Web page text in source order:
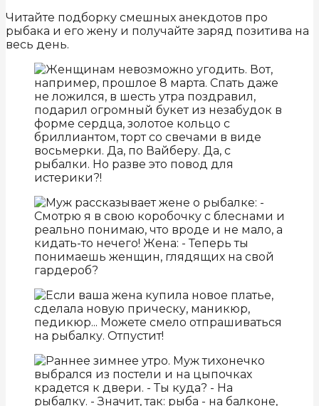
Читайте подборку смешных анекдотов про
рыбака и его жену и получайте заряд позитива на
весь день.